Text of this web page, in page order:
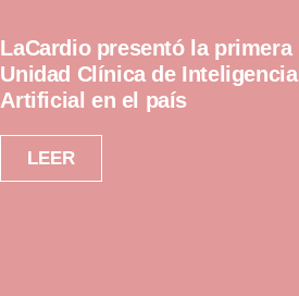
LaCardio presentó la primera
Unidad Clínica de Inteligencia
Artificial en el país
LEER